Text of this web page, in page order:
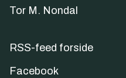
Tor M. Nondal
RSS-feed forside
Facebook